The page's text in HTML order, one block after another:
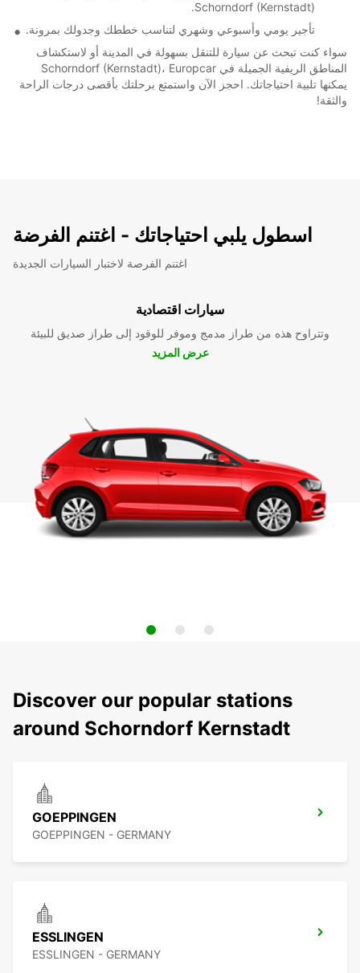
Schorndorf (Kernstadt).
تأجير يومي وأسبوعي وشهري لتناسب خططك وجدولك بمرونة.
سواء كنت تبحث عن سيارة للتنقل بسهولة في المدينة أو لاستكشاف
المناطق الريفية الجميلة في Schorndorf (Kernstadt)، Europcar
يمكنها تلبية احتياجاتك. احجز الآن واستمتع برحلتك بأقصى درجات الراحة
والثقة!
اسطول يلبي احتياجاتك - اغتنم الفرضة
اغتنم الفرصة لاختبار السيارات الجديدة
سيارات اقتصادية
وتتراوح هذه من طراز مدمج وموفر للوقود إلى طراز صديق للبيئة
عرض المزيد
Discover our popular stations
around Schorndorf Kernstadt
GOEPPINGEN
GOEPPINGEN - GERMANY
ESSLINGEN
ESSLINGEN - GERMANY